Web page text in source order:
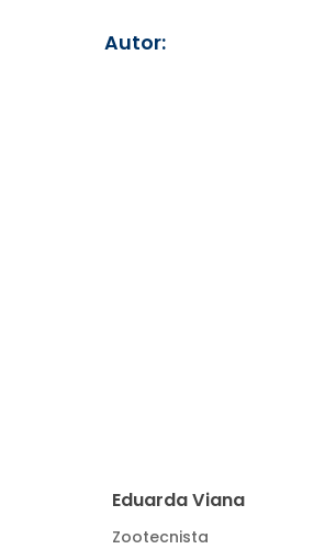
Autor:
Eduarda Viana
Zootecnista